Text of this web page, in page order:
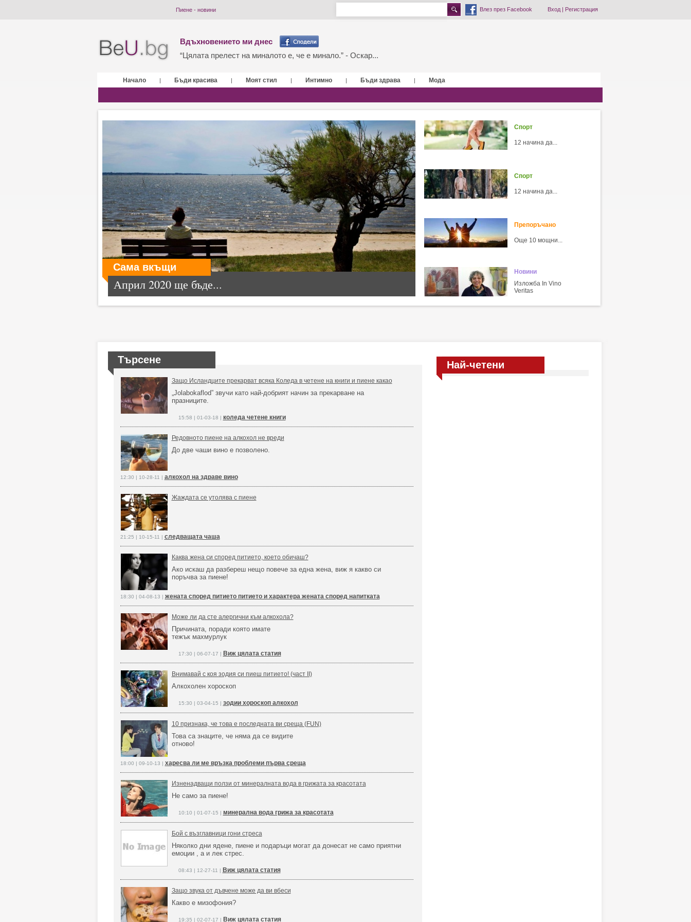
Пиене - новини Влез през Facebook Вход| Регистрация
Вдъхновението ми днес
“Цялата прелест на миналото е, че е минало.” - Оскар...
Начало | Бъди красива | Моят стил | Интимно | Бъди здрава | Мода
Сама вкъщи
Април 2020 ще бъде...
Спорт
12 начина да...
Спорт
12 начина да...
Препоръчано
Още 10 мощни...
Новини
Изложба In Vino
Veritas
Търсене
Защо Исландците прекарват всяка Коледа в четене на книги и пиене какао
„Jolabokaflod” звучи като най-добрият начин за прекарване на
празниците.
15:58 | 01-03-18 | коледа четене книги
Редовното пиене на алкохол не вреди
До две чаши вино е позволено.
12:30 | 10-28-11 | алкохол на здраве вино
Жаждата се утолява с пиене
21:25 | 10-15-11 | следващата чаша
Каква жена си според питието, което обичаш?
Ако искаш да разбереш нещо повече за една жена, виж я какво си
поръчва за пиене!
18:30 | 04-08-13 | жената според питието питието и характера жената според напитката
Може ли да сте алергични към алкохола?
Причината, поради която имате
тежък махмурлук
17:30 | 06-07-17 | Виж цялата статия
Внимавай с коя зодия си пиеш питието! (част II)
Алкохолен хороскоп
15:30 | 03-04-15 | зодии хороскоп алкохол
10 признака, че това е последната ви среща (FUN)
Това са знаците, че няма да се видите
отново!
18:00 | 09-10-13 | харесва ли ме връзка проблеми първа среща
Изненадващи ползи от минералната вода в грижата за красотата
Не само за пиене!
10:10 | 01-07-15 | минерална вода грижа за красотата
Бой с възглавници гони стреса
Няколко дни ядене, пиене и подаръци могат да донесат не само приятни
емоции , а и лек стрес.
08:43 | 12-27-11 | Виж цялата статия
Защо звука от дъвчене може да ви вбеси
Какво е мизофония?
19:35 | 02-07-17 | Виж цялата статия
Най-четени